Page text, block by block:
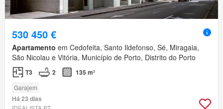
530 450 €
Apartamento em Cedofeita, Santo Ildefonso, Sé, Miragaia,
São Nicolau e Vitória, Município de Porto, Distrito do Porto
T3 2 135 m²
Garajem
Há 23 dias